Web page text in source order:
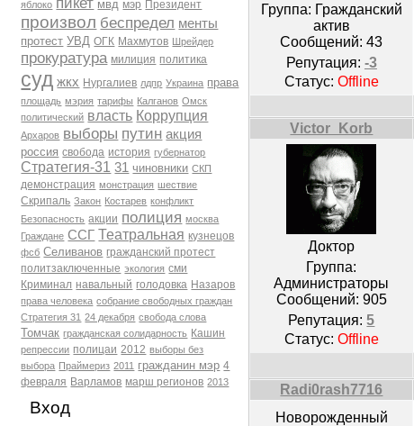
яблоко
мвд мэр Президент
произвол беспредел менты
протест УВД ОГК Махмутов Шрейдер
прокуратура милиция политика
суд жкх Нургалиев лдпр Украина права
площадь мэрия тарифы Калганов Омск
политический власть Коррупция
Архаров выборы путин акция
россия свобода история губернатор
Стратегия-31 31 чиновники СКП
демонстрация монстрация шествие
Скрипаль Закон Костарев конфликт
Безопасность акции полиция москва
Граждане ССГ Театральная кузнецов
фсб Селиванов гражданский протест
политзаключенные экология сми
Криминал навальный голодовка Назаров
права человека собрание свободных граждан
Стратегия 31 24 декабря свобода слова
Томчак гражданская солидарность Кашин
репрессии полицаи 2012 выборы без
выбора Праймериз 2011 гражданин мэр 4
февраля Варламов марш регионов 2013
Вход
Группа: Гражданский
актив
Сообщений:43
Репутация: -3
Статус: Offline
Victor_Korb
Доктор
Группа:
Администраторы
Сообщений: 905
Репутация:5
Статус: Offline
Radi0rash7716
Новорожденный